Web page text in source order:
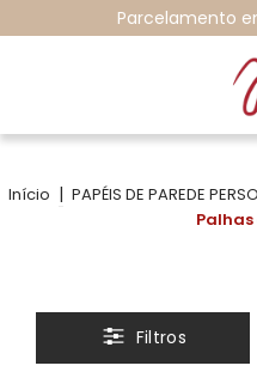
Parcelamento
Início | PAPÉIS DE PAREDE
Filtros